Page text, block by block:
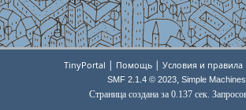
TinyPortal | Помощь | Условия и правила
SMF 2.1.4 © 2023, Simple Machines
Страница создана за 0.137 сек.